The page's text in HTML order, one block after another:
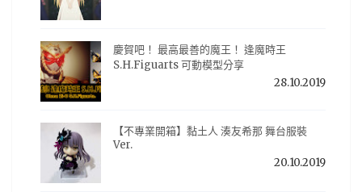
慶賀吧！ 最高最善的魔王！ 逢魔時王
S.H.Figuarts 可動模型分享
28.10.2019
【不專業開箱】黏土人 湊友希那 舞台服裝
Ver.
20.10.2019